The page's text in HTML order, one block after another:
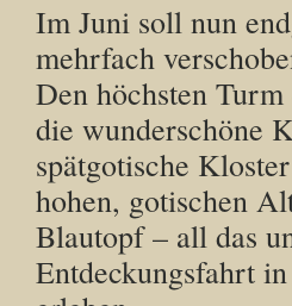
Im Juni soll nun
mehrfach
Den höchsten
die wunderschöne
spätgotische
hohen, gotischen
Blautopf – all das
Entdeckungsfahrt